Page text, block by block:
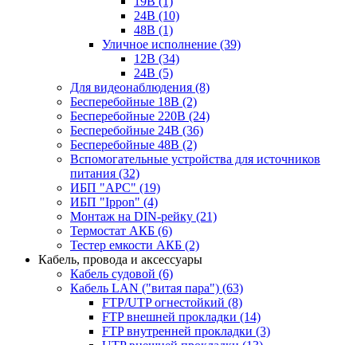
24В (10)
48В (1)
Уличное исполнение (39)
12В (34)
24В (5)
Для видеонаблюдения (8)
Бесперебойные 18В (2)
Бесперебойные 220В (24)
Бесперебойные 24В (36)
Бесперебойные 48В (2)
Вспомогательные устройства для источников
питания (32)
ИБП "APC" (19)
ИБП "Ippon" (4)
Монтаж на DIN-рейку (21)
Термостат АКБ (6)
Тестер емкости АКБ (2)
Кабель, провода и аксессуары
Кабель судовой (6)
Кабель LAN ("витая пара") (63)
FTP/UTP огнестойкий (8)
FTP внешней прокладки (14)
FTP внутренней прокладки (3)